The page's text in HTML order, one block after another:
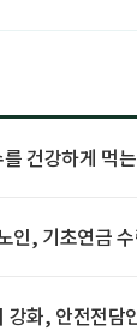
건강하게 먹
인, 기초연금
강화, 안전전담